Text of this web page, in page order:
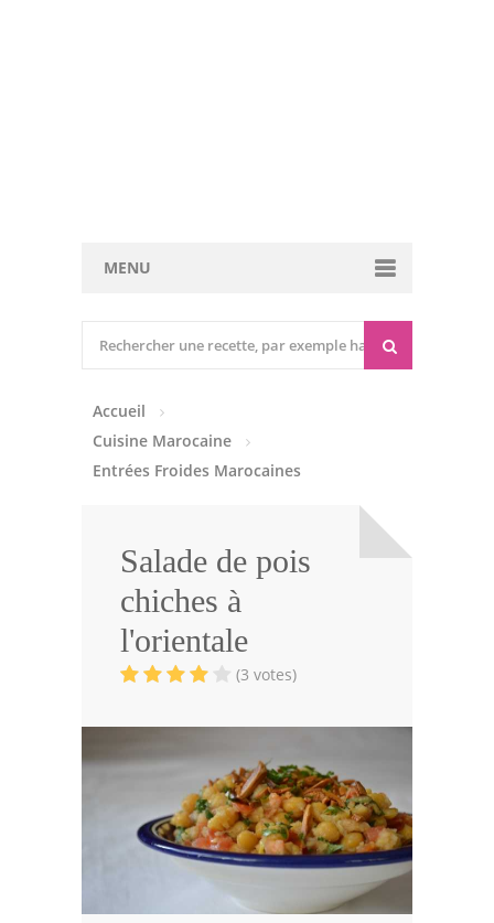
MENU
Entrées Froides
Tajines
Viandes
Volailles
Poissons
Recettes Marocaine
Accueil
Cuisine Marocaine
Entrées Froides Marocaines
Salade de pois
chiches à
l'orientale
(3 votes)